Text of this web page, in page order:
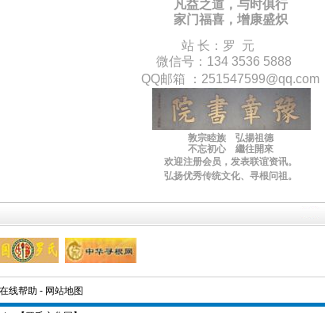
凡益之道，与时俱行
家门福喜，增康盛炽
站 长：罗 元
微信号：134 3536 5888
QQ邮箱 ： 251547599@qq.com
敦宗睦族 弘揚祖德
不忘初心 繼往開來
欢迎注册会员， 发表联谊资讯。
弘扬优秀传统文化、寻根问祖。
在线帮助 - 网站地图